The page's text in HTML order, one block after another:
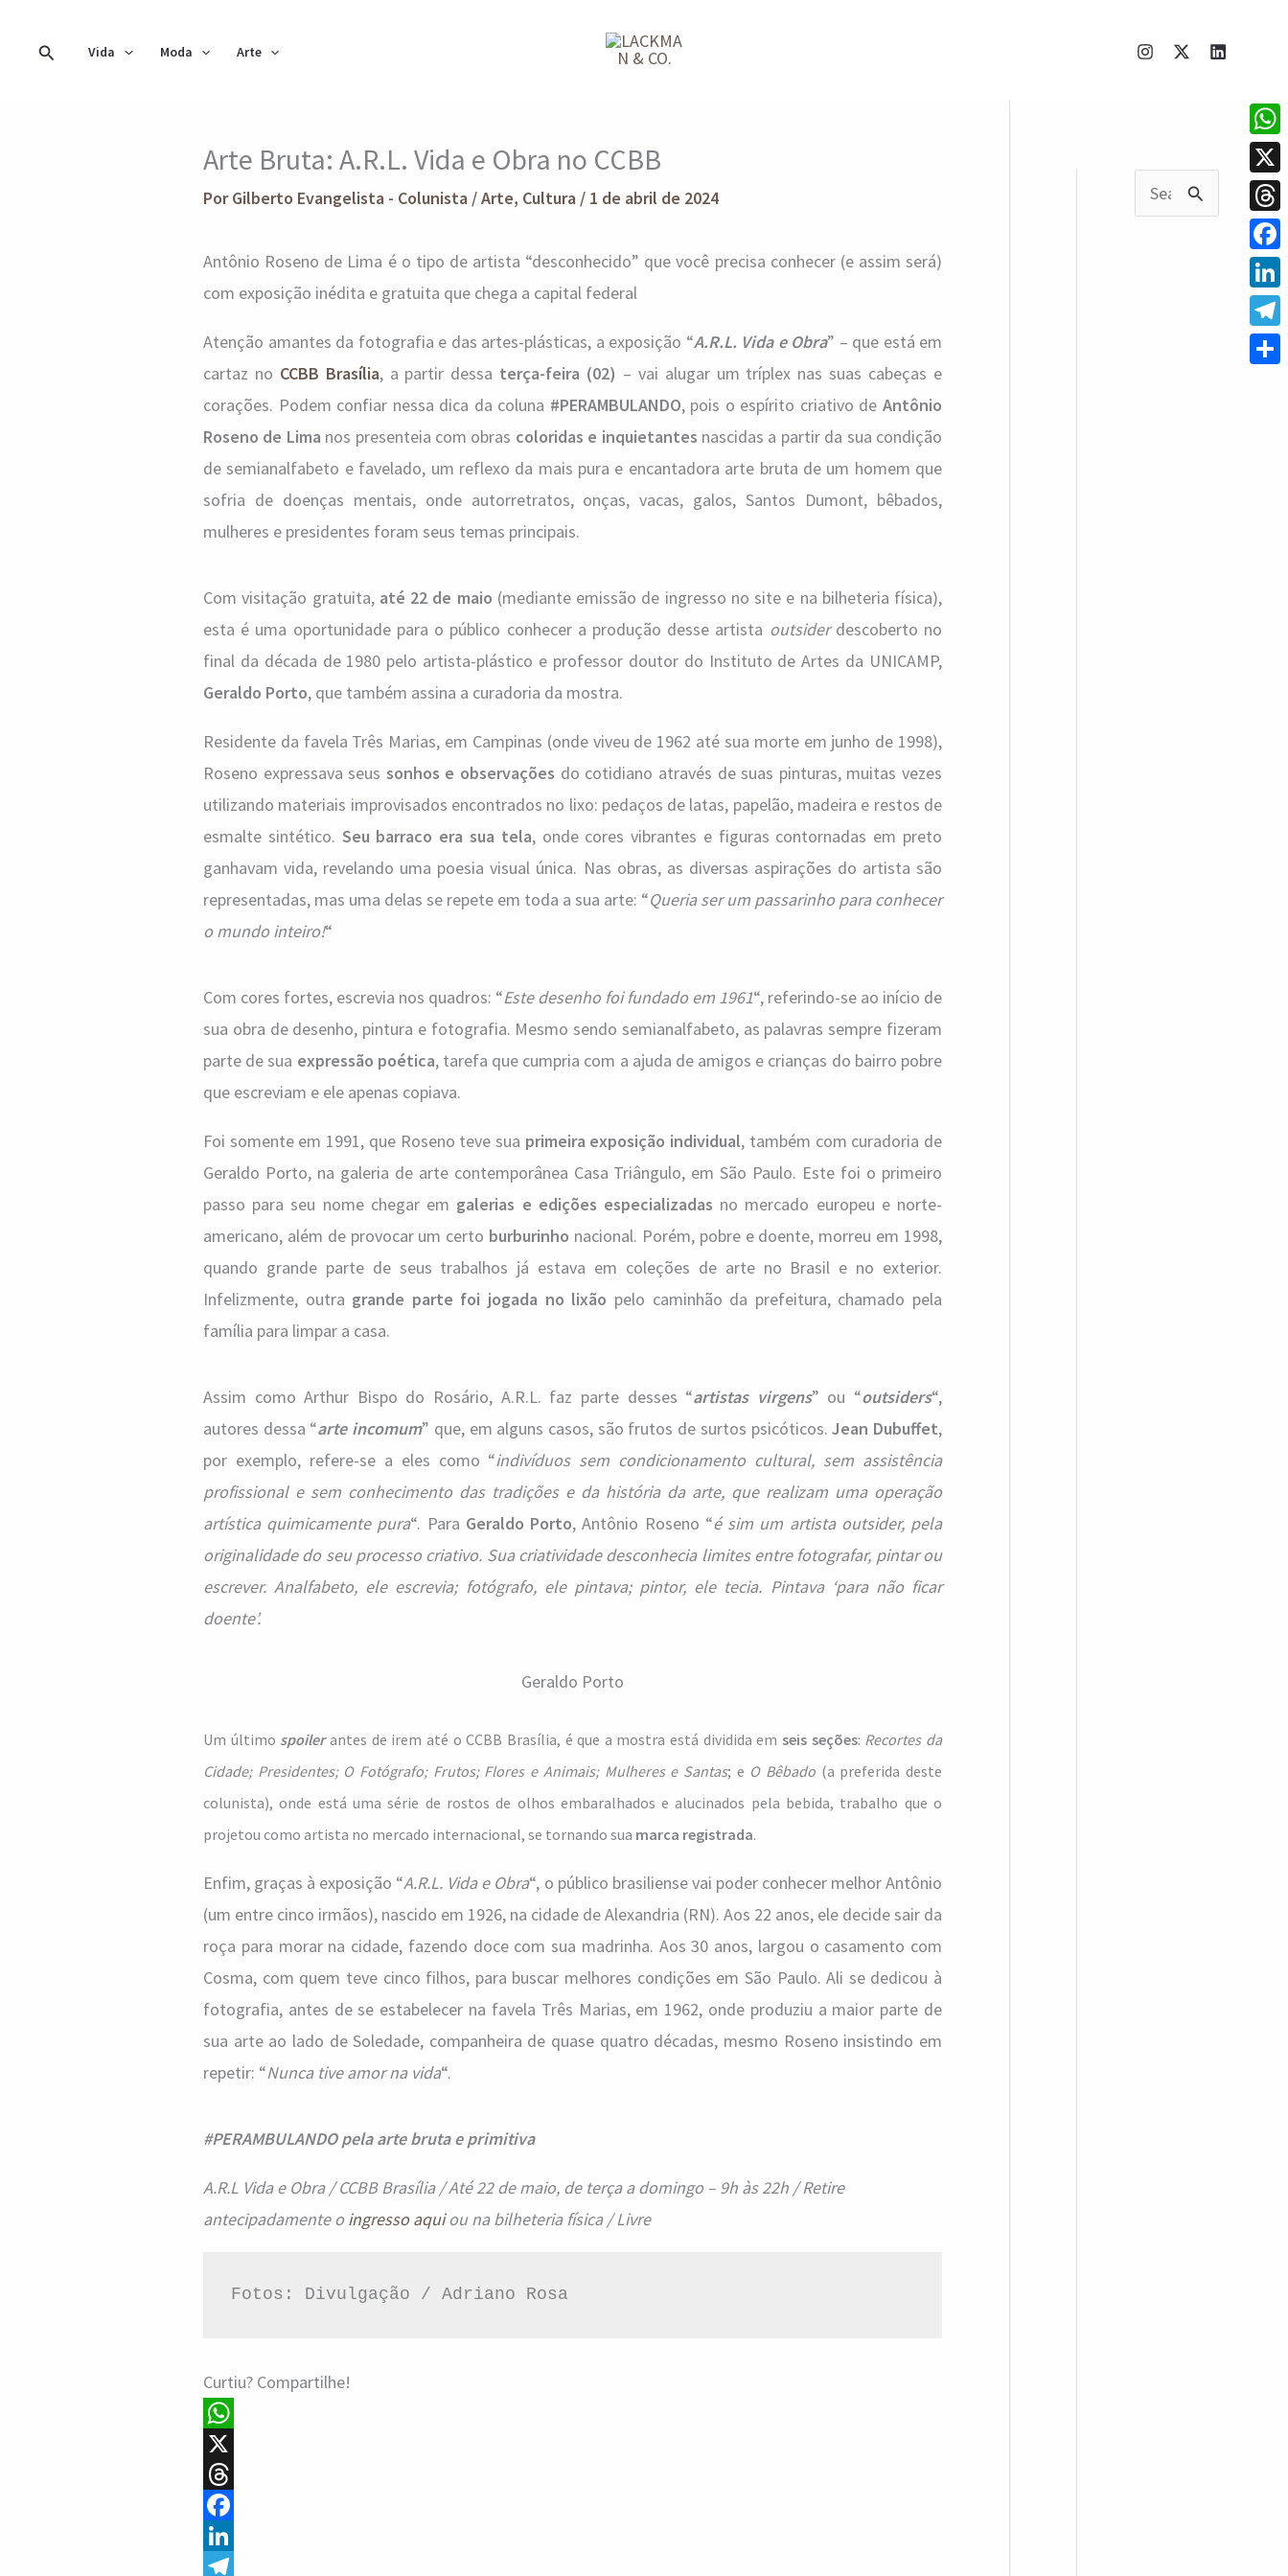
Pesquisar
Vida Moda Arte
Arte Bruta: A.R.L. Vida e Obra no CCBB
PorGilberto Evangelista - Colunista /Arte, Cultura / 1 de abril de 2024
Antônio Roseno de Lima é o tipo de artista “desconhecido” que você precisa conhecer (e assim será)
com exposição inédita e gratuita que chega a capital federal
Atenção amantes da fotografia e das artes-plásticas, a exposição “A.R.L. Vida e Obra” – que está em
cartaz no CCBB Brasília, a partir dessa terça-feira (02) – vai alugar um tríplex nas suas cabeças e
corações. Podem confiar nessa dica da coluna #PERAMBULANDO, pois o espírito criativo deAntônio
Roseno de Lima nos presenteia com obras coloridas e inquietantes nascidas a partir da sua condição
de semianalfabeto e favelado, um reflexo da mais pura e encantadora arte bruta de um homem que
sofria de doenças mentais, onde autorretratos, onças, vacas, galos, Santos Dumont, bêbados,
mulheres e presidentes foram seus temas principais.
Com visitação gratuita, até 22 de maio (mediante emissão de ingresso no site e na bilheteria física),
esta é uma oportunidade para o público conhecer a produção desse artista outsiderdescoberto no
final da década de 1980 pelo artista-plástico e professor doutor do Instituto de Artes da UNICAMP,
Geraldo Porto, que também assina a curadoria da mostra.
Residente da favela Três Marias, em Campinas (onde viveu de 1962 até sua morte em junho de 1998),
Roseno expressava seus sonhos e observações do cotidiano através de suas pinturas, muitas vezes
utilizando materiais improvisados encontrados no lixo: pedaços de latas, papelão, madeira e restos de
esmalte sintético. Seu barraco era sua tela, onde cores vibrantes e figuras contornadas em preto
ganhavam vida, revelando uma poesia visual única. Nas obras, as diversas aspirações do artista são
representadas, mas uma delas se repete em toda a sua arte: “Queria ser um passarinho para conhecer
o mundo inteiro!“
Com cores fortes, escrevia nos quadros: “Este desenho foi fundado em 1961“, referindo-se ao início de
sua obra de desenho, pintura e fotografia. Mesmo sendo semianalfabeto, as palavras sempre fizeram
parte de sua expressão poética, tarefa que cumpria com a ajuda de amigos e crianças do bairro pobre
que escreviam e ele apenas copiava.
Foi somente em 1991, que Roseno teve sua primeira exposição individual, também com curadoria de
Geraldo Porto, na galeria de arte contemporânea Casa Triângulo, em São Paulo. Este foi o primeiro
passo para seu nome chegar em galerias e edições especializadas no mercado europeu e norte-
americano, além de provocar um certo burburinho nacional. Porém, pobre e doente, morreu em 1998,
quando grande parte de seus trabalhos já estava em coleções de arte no Brasil e no exterior.
Infelizmente, outra grande parte foi jogada no lixão pelo caminhão da prefeitura, chamado pela
família para limpar a casa.
Assim como Arthur Bispo do Rosário, A.R.L. faz parte desses “artistas virgens” ou “outsiders“,
autores dessa “arte incomum” que, em alguns casos, são frutos de surtos psicóticos.Jean Dubuffet,
por exemplo, refere-se a eles como “indivíduos sem condicionamento cultural, sem assistência
profissional e sem conhecimento das tradições e da história da arte, que realizam uma operação
artística quimicamente pura“. Para Geraldo Porto, Antônio Roseno “é sim um artista outsider, pela
originalidade do seu processo criativo. Sua criatividade desconhecia limites entre fotografar, pintar ou
escrever. Analfabeto, ele escrevia; fotógrafo, ele pintava; pintor, ele tecia. Pintava ‘para não ficar
doente’.
Geraldo Porto
Um último spoiler antes de irem até o CCBB Brasília, é que a mostra está dividida em seis seções: Recortes da
Cidade; Presidentes; O Fotógrafo; Frutos; Flores e Animais; Mulheres e Santas; e O Bêbado(a preferida deste
colunista), onde está uma série de rostos de olhos embaralhados e alucinados pela bebida, trabalho que o
projetou como artista no mercado internacional, se tornando sua marca registrada.
Enfim, graças à exposição “A.R.L. Vida e Obra“, o público brasiliense vai poder conhecer melhor Antônio
(um entre cinco irmãos), nascido em 1926, na cidade de Alexandria (RN). Aos 22 anos, ele decide sair da
roça para morar na cidade, fazendo doce com sua madrinha. Aos 30 anos, largou o casamento com
Cosma, com quem teve cinco filhos, para buscar melhores condições em São Paulo. Ali se dedicou à
fotografia, antes de se estabelecer na favela Três Marias, em 1962, onde produziu a maior parte de
sua arte ao lado de Soledade, companheira de quase quatro décadas, mesmo Roseno insistindo em
repetir: “Nunca tive amor na vida“.
#PERAMBULANDO pela arte bruta e primitiva
A.R.L Vida e Obra / CCBB Brasília / Até 22 de maio, de terça a domingo – 9h às 22h / Retire
antecipadamente o ingresso aquiou na bilheteria física / Livre
Fotos: Divulgação / Adriano Rosa
Curtiu? Compartilhe!
W
h
a
t
s
X
T
h
r
F
aL
X